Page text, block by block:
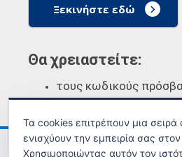
Ξεκινήστε εδώ
Θα χρειαστείτε:
τους κωδικούς
Ανακοινώσεις Όροι χρήσης
Τα cookies επιτρέπουν μια σειρά
ενισχύουν την εμπειρία σας στον
Χρησιμοποιώντας αυτόν τον